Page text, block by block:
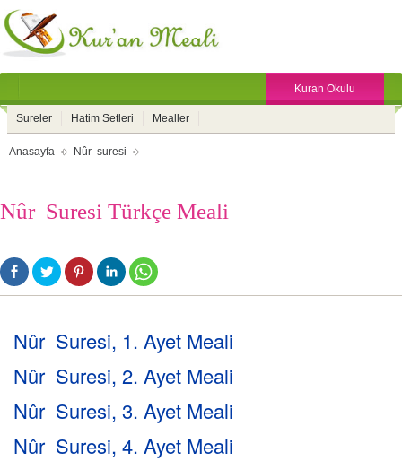
Kuran Okulu
Sureler Hatim Setleri Mealler
Anasayfa Nûr suresi
Nûr Suresi Türkçe Meali
Nûr Suresi, 1. Ayet Meali
Nûr Suresi, 2. Ayet Meali
Nûr Suresi, 3. Ayet Meali
Nûr Suresi, 4. Ayet Meali